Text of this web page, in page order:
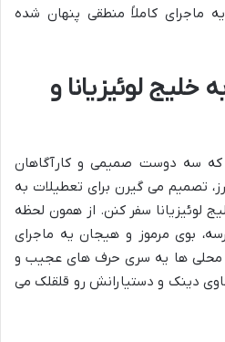
ماجرای کاملاً منطقی پنهان شده
لوئیزیانا و
که سه دوست صمیمی و کارآگاهان
تصمیم می گیرن برای تعطیلات به
لوئیزیانا سفر کنن. از همون لحظه
بوی مرموز و هیجان یه ماجرای
محلی ها یه سری حرف های عجیب و
دینک و دستیارانش رو قلقلک می